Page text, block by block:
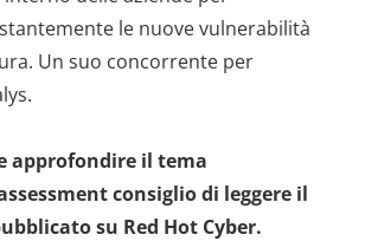
le nuove vulnerabilità
Un suo concorrente per
approfondire il tema
consiglio di leggere il
su Red Hot Cyber.